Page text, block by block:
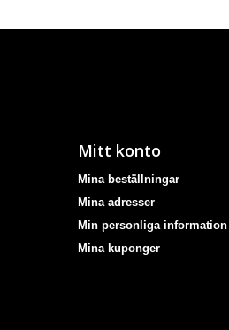
Mitt konto
Mina beställningar
Mina adresser
Min personliga information
Mina kuponger